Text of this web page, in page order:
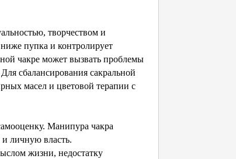
творчеством и
пупка и контролирует
чакре может вызвать проблемы
сбалансирования сакральной
масел и цветовой терапии с
Манипура чакра
личную власть.
жизни, недостатку